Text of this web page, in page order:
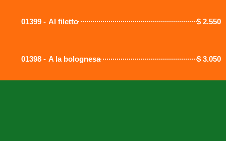
01399 - Al filetto $2.550
01398 - A la bolognesa $3.050